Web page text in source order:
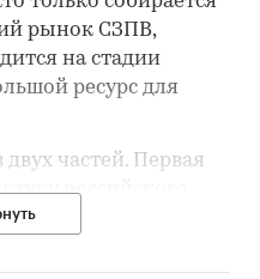
рынок СЗПВ,
на стадии
ресурс для
частей. Первая
российского
показатели, как